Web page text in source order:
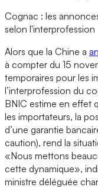
Cognac : les
selon l'interprofession
Alors que la Chine a
à compter du 15
temporaires pour les
l’interprofession du
BNIC estime en effet
les importateurs, la
d’une garantie
caution), rend la
«Nous mettons
cette dynamique»,
ministre déléguée